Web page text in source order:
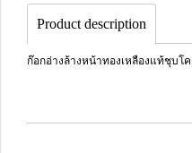
Product description
ก๊อกอ่างล้างหน้าทองเหลืองแท้ชุบโค